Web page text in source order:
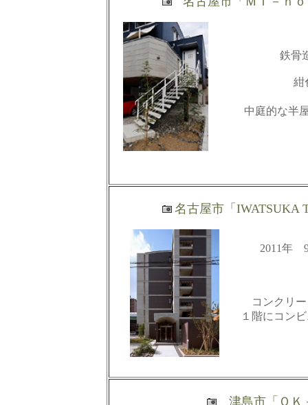
鉄骨
紺
中庭的な半
名古屋市「IWATSUKA
2011年
コンクリ
１階にコン
津島市「 ＯＫ